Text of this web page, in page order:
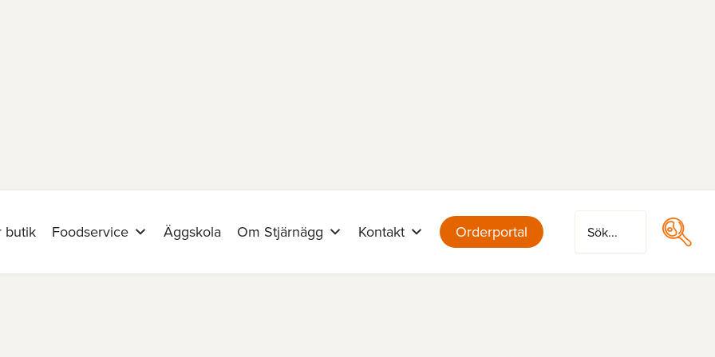
butik Foodservice Äggskola Om Stjärnägg Kontakt Orderportal